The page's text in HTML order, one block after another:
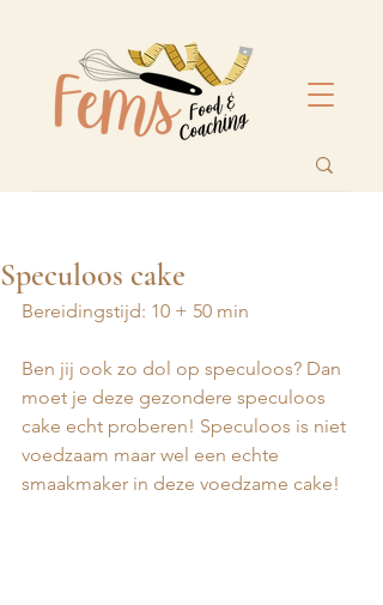
Speculoos cake
Bereidingstijd: 10 + 50 min
Ben jij ook zo dol op speculoos? Dan
moet je deze gezondere speculoos
cake echt proberen! Speculoos is niet
voedzaam maar wel een echte
smaakmaker in deze voedzame cake!